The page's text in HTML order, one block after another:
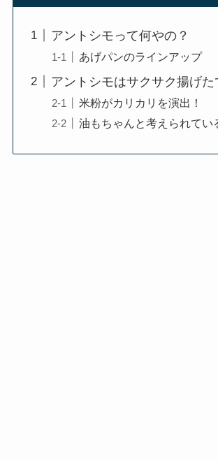
アントシモって何やの？
あげパンのラインアップ
アントシモはサクサク揚げた
米粉がカリカリを演出！
油もちゃんと考えられてい